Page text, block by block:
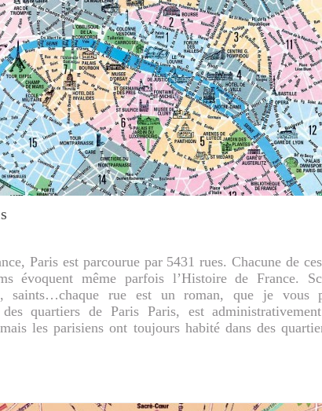
Paris est parcourue par 5431 rues. Chacune de
évoquent même parfois l’Histoire de France.
saints…chaque rue est un roman, que je vous
quartiers de Paris Paris, est
les parisiens ont toujours habité dans des